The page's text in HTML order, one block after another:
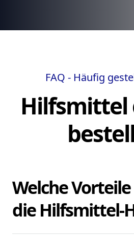
FAQ - Häufig
Hilfsmittel
Welche
die Hilfsmittel-